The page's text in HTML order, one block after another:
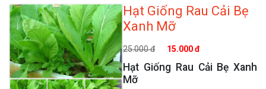
Hạt Giống Rau Cải Bẹ
Xanh Mỡ
25.000 đ 15.000 đ
Hạt Giống Rau Cải Bẹ Xanh
Mỡ